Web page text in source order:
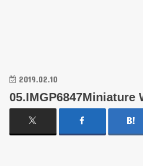
2019.02.10
05.IMGP6847Miniature